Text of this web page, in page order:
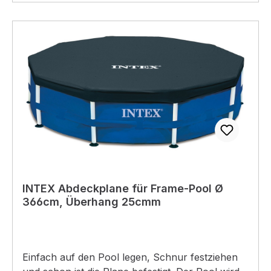
INTEX Abdeckplane für Frame-Pool Ø
366cm, Überhang 25cmm
Einfach auf den Pool legen, Schnur festziehen